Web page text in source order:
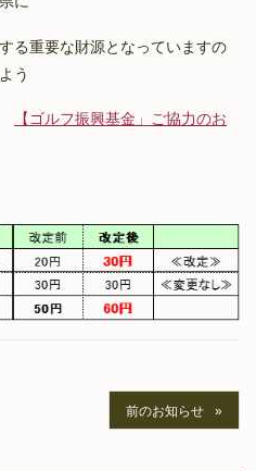
る重要な財源となっていますの
う
【ゴルフ振興基金」ご協力のお
前のお知らせ